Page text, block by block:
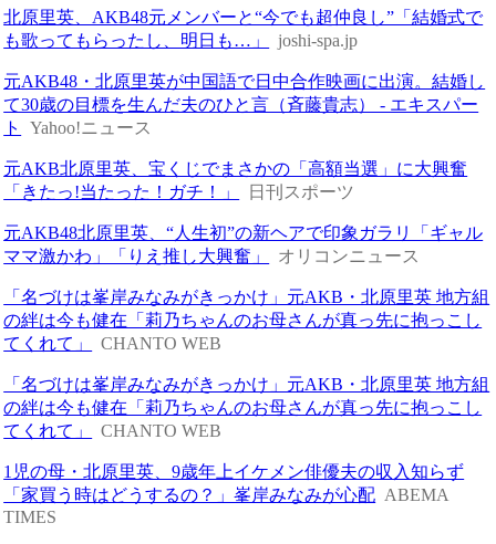
北原里英、AKB48元メンバーと“今でも超仲良し”「結婚式で
も歌ってもらったし、明日も…」
joshi-spa.jp
元AKB48・北原里英が中国語で日中合作映画に出演。結婚し
て30歳の目標を生んだ夫のひと言（斉藤貴志） - エキスパー
ト
Yahoo!ニュース
元AKB北原里英、宝くじでまさかの「高額当選」に大興奮
「きたっ!当たった！ガチ！」
日刊スポーツ
元AKB48北原里英、“人生初”の新ヘアで印象ガラリ「ギャル
ママ激かわ」「りえ推し大興奮」
オリコンニュース
「名づけは峯岸みなみがきっかけ」元AKB・北原里英 地方組
の絆は今も健在「莉乃ちゃんのお母さんが真っ先に抱っこし
てくれて」
CHANTO WEB
「名づけは峯岸みなみがきっかけ」元AKB・北原里英 地方組
の絆は今も健在「莉乃ちゃんのお母さんが真っ先に抱っこし
てくれて」
CHANTO WEB
1児の母・北原里英、9歳年上イケメン俳優夫の収入知らず
「家買う時はどうするの？」峯岸みなみが心配 ABEMA
TIMES